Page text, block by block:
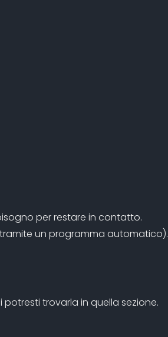
per restare in contatto.
un programma automatico).
trovarla in quella sezione.